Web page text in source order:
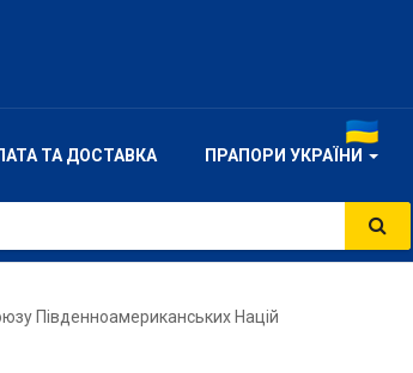
ТА ДОСТАВКА ПРАПОРИ УКРАЇНИ
Південноамериканських Націй